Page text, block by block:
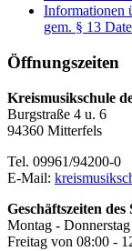
Informationen
gem. § 13
Öffnungszeiten
Kreismusikschule
Burgstraße 4 u. 6
94360 Mitterfels
Tel. 09961/94200-0
E-Mail:
Geschäftszeiten
Montag -
Freitag von 08:00 -